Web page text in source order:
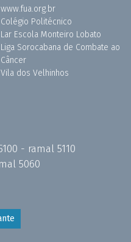
www.fua.org.br
Colégio Politécnico
Lar Escola Monteiro Lobato
Liga Sorocabana de Combate ao
Câncer
Vila dos Velhinhos
- ramal 5110
5060